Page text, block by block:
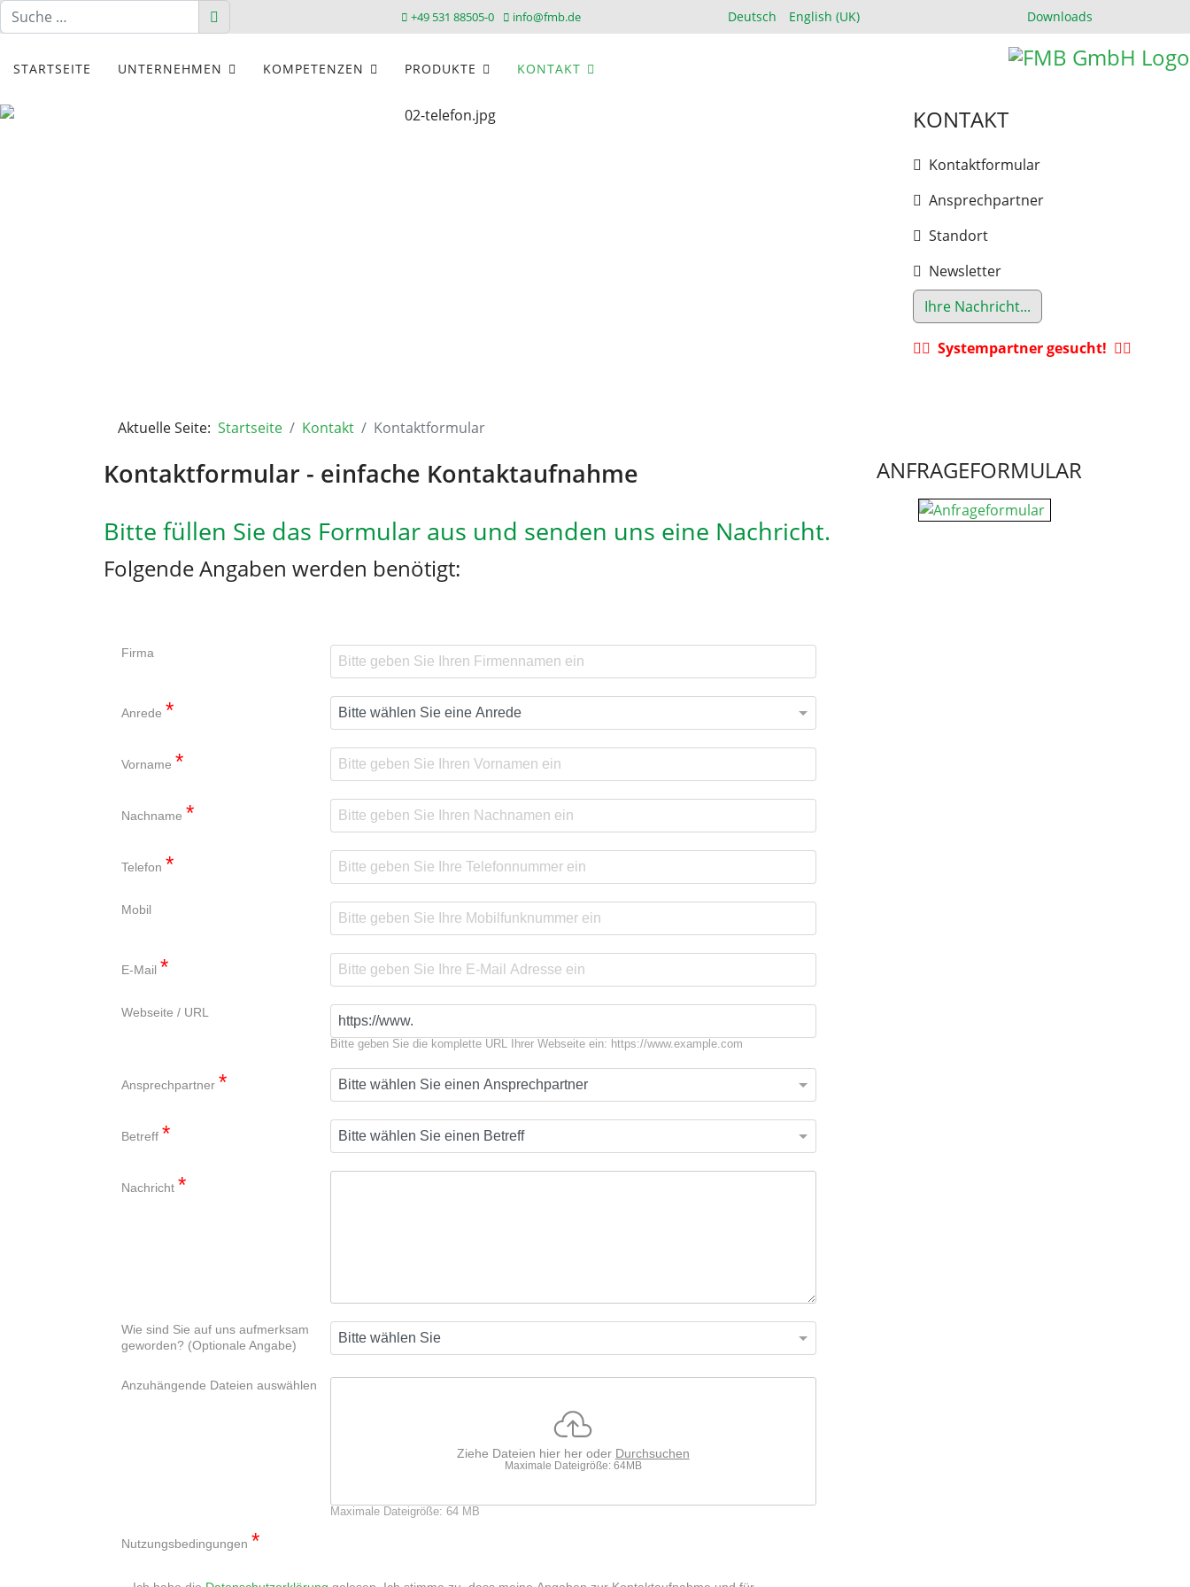
Suchen
+49 531 88505-0 info@fmb.de Sprache auswählen
Deutsch English (UK) Downloads
STARTSEITE UNTERNEHMEN KOMPETENZEN PRODUKTE KONTAKT
KONTAKT
Kontaktformular
Ansprechpartner
Standort
Newsletter
Ihre Nachricht...
Systempartner gesucht!
Aktuelle Seite: Startseite Kontakt Kontaktformular
Kontaktformular - einfache Kontaktaufnahme
Bitte füllen Sie das Formular aus und senden uns eine Nachricht.
Folgende Angaben werden benötigt:
Firma
Anrede *
Vorname *
Nachname *
Telefon *
Mobil
E-Mail *
Webseite / URL
Bitte geben Sie die komplette URL Ihrer Webseite ein: https://www.example.com
Ansprechpartner *
Betreff *
Nachricht *
Wie sind Sie auf uns aufmerksam
geworden? (Optionale Angabe)
Anzuhängende Dateien auswählen
Ziehe Dateien hier her oder Durchsuchen
Maximale Dateigröße: 64MB
Maximale Dateigröße: 64 MB
Nutzungsbedingungen *
ANFRAGEFORMULAR